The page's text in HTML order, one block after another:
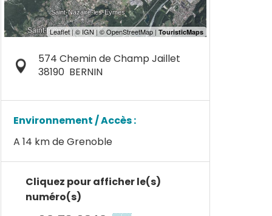
574 Chemin de Champ Jaillet
38190 BERNIN
Environnement / Accès :
A 14 km de Grenoble
Cliquez pour afficher le(s)
numéro(s)